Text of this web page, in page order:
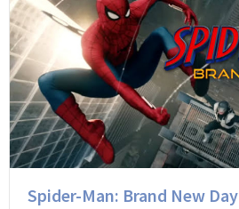
Spider-Man: Brand New Day